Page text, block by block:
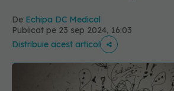
De Echipa DC Medical
Publicat pe 23 sep 2024, 16:03
Distribuie acest articol